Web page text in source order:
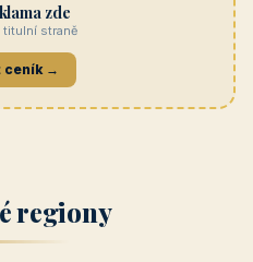
zde
titulní straně
ceník →
regiony
kraj)
Žilinský
Střední Čechy
(Středočeský